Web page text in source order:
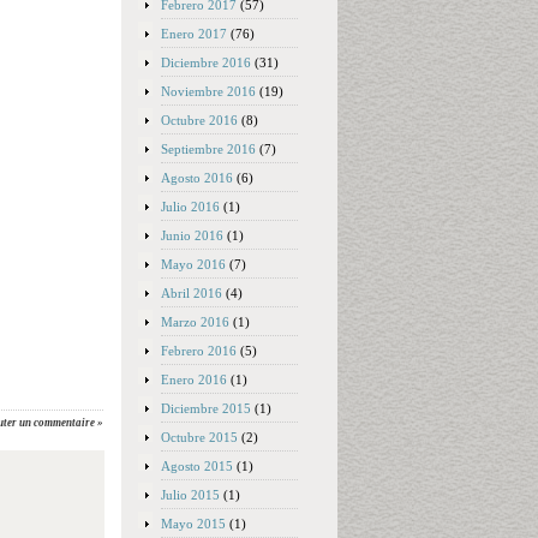
un commentaire »
Febrero 2017 (57)
Enero 2017 (76)
Diciembre 2016 (31)
Noviembre 2016 (19)
Octubre 2016 (8)
Septiembre 2016 (7)
Agosto 2016 (6)
Julio 2016 (1)
Junio 2016 (1)
Mayo 2016 (7)
Abril 2016 (4)
Marzo 2016 (1)
Febrero 2016 (5)
Enero 2016 (1)
Diciembre 2015 (1)
Octubre 2015 (2)
Agosto 2015 (1)
Julio 2015 (1)
Mayo 2015 (1)